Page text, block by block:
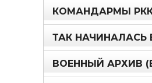
КОМАНДАРМЫ
ТАК НАЧИНАЛАСЬ
ВОЕННЫЙ АРХИВ